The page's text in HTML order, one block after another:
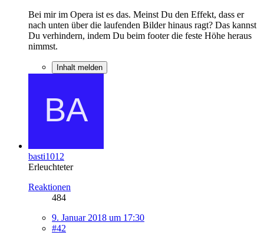
Bei mir im Opera ist es das. Meinst Du den Effekt, dass er
nach unten über die laufenden Bilder hinaus ragt? Das kannst
Du verhindern, indem Du beim footer die feste Höhe heraus
nimmst.
Inhalt melden
basti1012
Erleuchteter
Reaktionen
484
9. Januar 2018 um 17:30
#42